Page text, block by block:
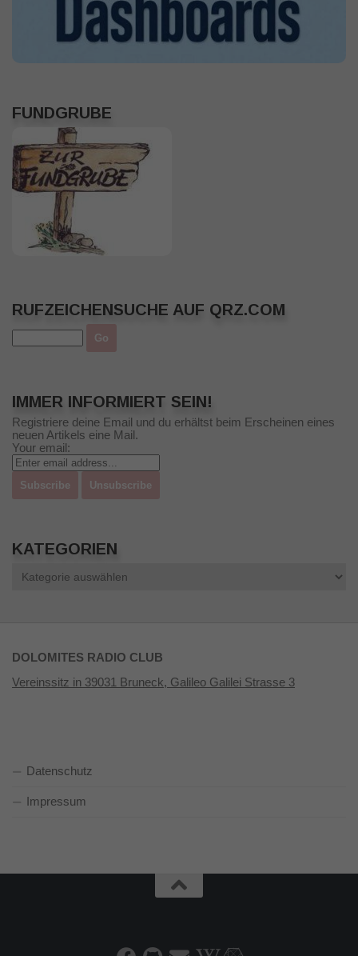
FUNDGRUBE
RUFZEICHENSUCHE AUF QRZ.COM
IMMER INFORMIERT SEIN!
Registriere deine Email und du erhältst beim Erscheinen eines
neuen Artikels eine Mail.
Your email:
KATEGORIEN
DOLOMITES RADIO CLUB
Vereinssitz in 39031 Bruneck, Galileo Galilei Strasse 3
Datenschutz
Impressum